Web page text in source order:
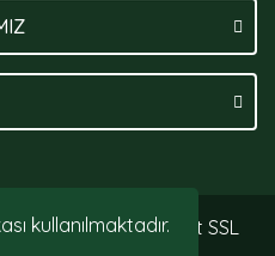
kullanılmaktadır.
kartı bilgileriniz 256bit SSL